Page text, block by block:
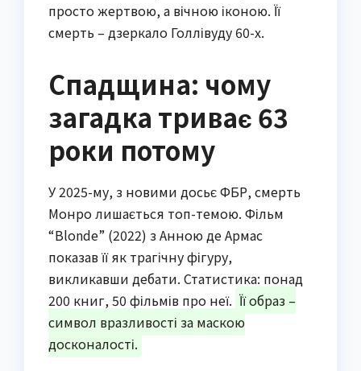
просто жертвою, а вічною іконою. Її
смерть – дзеркало Голлівуду 60-х.
Спадщина: чому
загадка триває 63
роки потому
У 2025-му, з новими досьє ФБР, смерть
Монро лишається топ-темою. Фільм
“Blonde” (2022) з Анною де Армас
показав її як трагічну фігуру,
викликавши дебати. Статистика: понад
200 книг, 50 фільмів про неї. Її образ –
символ вразливості за маскою
досконалості.